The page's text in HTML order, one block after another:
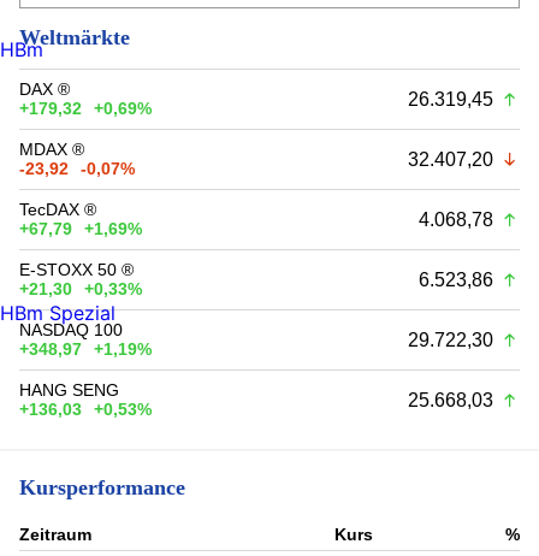
Weltmärkte
DAX ®
+179,32
+0,69% 26.319,45
MDAX ®
-23,92
-0,07% 32.407,20
TecDAX ®
+67,79
+1,69% 4.068,78
E-STOXX 50 ®
+21,30
+0,33% 6.523,86
NASDAQ 100
+348,97
+1,19% 29.722,30
HANG SENG
+136,03
+0,53% 25.668,03
Kursperformance
Zeitraum Kurs
%
HBm
HBm Spezial